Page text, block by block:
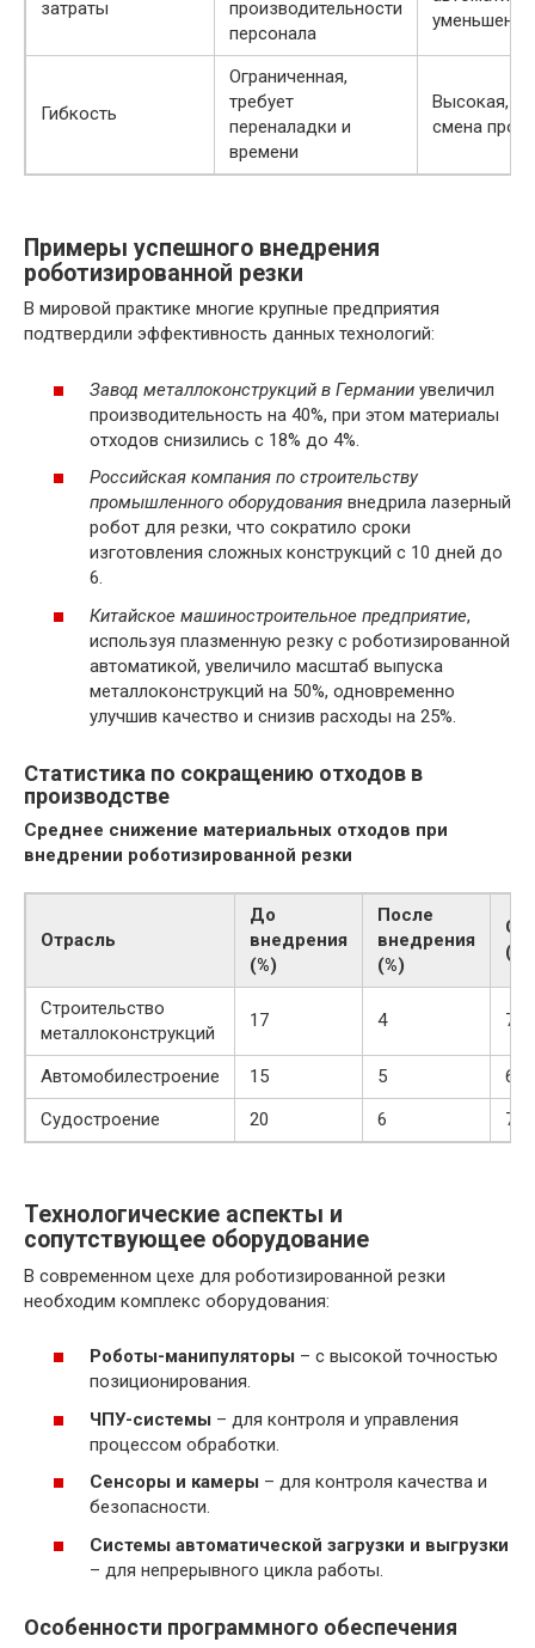
затраты
производительности
персонала
Гибкость
Ограниченная,
требует
переналадки и
времени
Высокая,
смена
Примеры успешного внедрения
роботизированной резки
В мировой практике многие крупные предприятия
подтвердили эффективность данных технологий:
Завод металлоконструкций в Германии увеличил
производительность на 40%, при этом материалы
отходов снизились с 18% до 4%.
Российская компания по строительству
промышленного оборудования внедрила лазерный
робот для резки, что сократило сроки
изготовления сложных конструкций с 10 дней до
6.
Китайское машиностроительное предприятие,
используя плазменную резку с роботизированной
автоматикой, увеличило масштаб выпуска
металлоконструкций на 50%, одновременно
улучшив качество и снизив расходы на 25%.
Статистика по сокращению отходов в
производстве
Среднее снижение материальных отходов при
внедрении роботизированной резки
Отрасль
До
внедрения
(%)
После
внедрения
(%)
(%)
Строительство
металлоконструкций
17 4 76
Автомобилестроение 15 5
67
Судостроение
20 6 70
Технологические аспекты и
сопутствующее оборудование
В современном цехе для роботизированной резки
необходим комплекс оборудования:
Роботы-манипуляторы – с высокой точностью
позиционирования.
ЧПУ-системы – для контроля и управления
процессом обработки.
Сенсоры и камеры – для контроля качества и
безопасности.
Системы автоматической загрузки и выгрузки
– для непрерывного цикла работы.
Особенности программного обеспечения